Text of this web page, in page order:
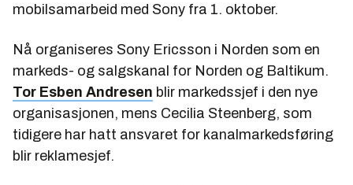
mobilsamarbeid med Sony fra 1. oktober.
Nå organiseres Sony Ericsson i Norden som en
markeds- og salgskanal for Norden og Baltikum.
Tor Esben Andresen blir markedssjef i den nye
organisasjonen, mens Cecilia Steenberg, som
tidigere har hatt ansvaret for kanalmarkedsføring
blir reklamesjef.